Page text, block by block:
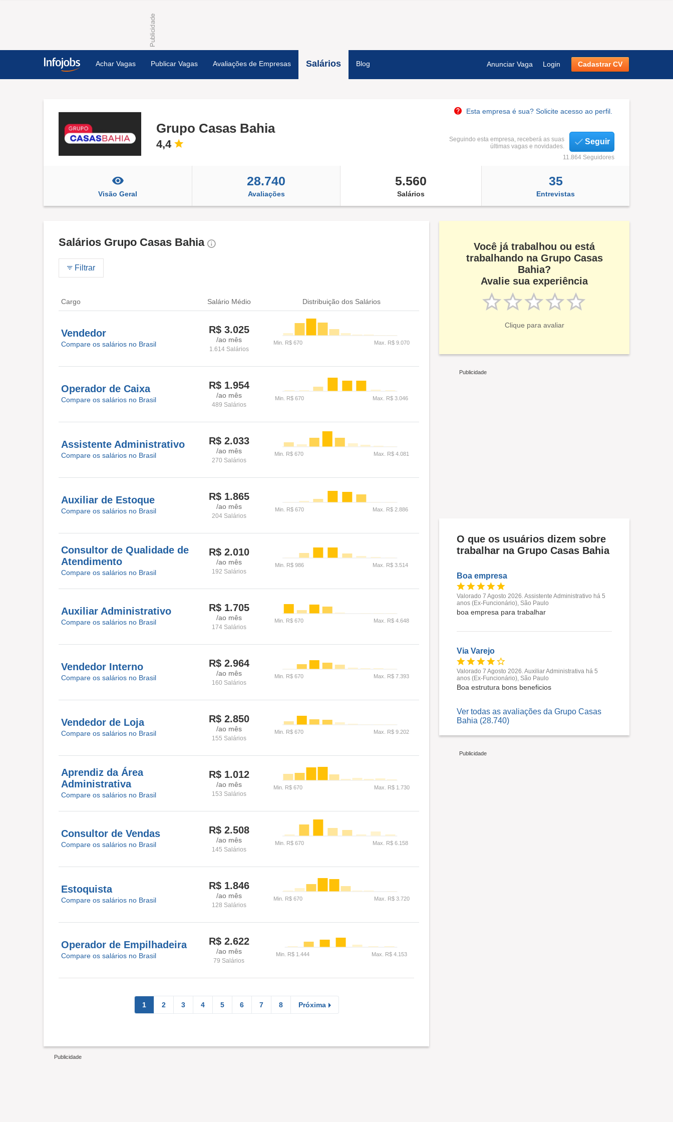
Achar Vagas Publicar Vagas Avaliações de Empresas Salários Blog Anunciar Vaga Login Cadastrar CV
Esta empresa é sua? Solicite acesso ao perfil.
Grupo Casas Bahia
4,4
Seguindo esta empresa, receberá as suas
últimas vagas e novidades.
Seguir
11.864 Seguidores
Visão Geral
28.740
Avaliações
5.560
Salários
35
Entrevistas
Salários Grupo Casas Bahia
Filtrar
Cargo Salário Médio Distribuição dos Salários
Vendedor
Compare os salários no Brasil
R$ 3.025
/ao mês
1.614 Salários
Operador de Caixa
Compare os salários no Brasil
R$ 1.954
/ao mês
489 Salários
Assistente Administrativo
Compare os salários no Brasil
R$ 2.033
/ao mês
270 Salários
Auxiliar de Estoque
Compare os salários no Brasil
R$ 1.865
/ao mês
204 Salários
Consultor de Qualidade de
Atendimento
Compare os salários no Brasil
R$ 2.010
/ao mês
192 Salários
Auxiliar Administrativo
Compare os salários no Brasil
R$ 1.705
/ao mês
174 Salários
Vendedor Interno
Compare os salários no Brasil
R$ 2.964
/ao mês
160 Salários
Vendedor de Loja
Compare os salários no Brasil
R$ 2.850
/ao mês
155 Salários
Aprendiz da Área
Administrativa
Compare os salários no Brasil
R$ 1.012
/ao mês
153 Salários
Consultor de Vendas
Compare os salários no Brasil
R$ 2.508
/ao mês
145 Salários
Estoquista
Compare os salários no Brasil
R$ 1.846
/ao mês
128 Salários
Operador de Empilhadeira
Compare os salários no Brasil
R$ 2.622
/ao mês
79 Salários
1 2 3 4 5 6 7 8 Próxima
Você já trabalhou ou está
trabalhando na Grupo Casas
Bahia?
Avalie sua experiência
Clique para avaliar
O que os usuários dizem sobre
trabalhar na Grupo Casas Bahia
Boa empresa
Valorado 7 Agosto 2026. Assistente Administrativo há 5
anos (Ex-Funcionário), São Paulo
boa empresa para trabalhar
Via Varejo
Valorado 7 Agosto 2026. Auxiliar Administrativa há 5
anos (Ex-Funcionário), São Paulo
Boa estrutura bons beneficios
Ver todas as avaliações da Grupo Casas
Bahia (28.740)